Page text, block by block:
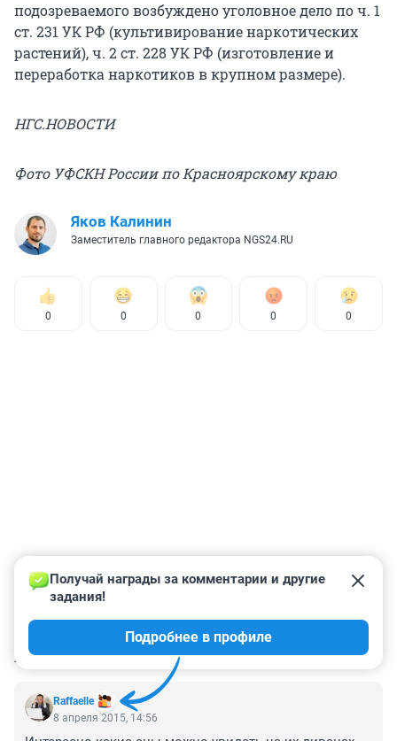
подозреваемого возбуждено уголовное дело по ч. 1
ст. 231 УК РФ (культивирование наркотических
растений), ч. 2 ст. 228 УК РФ (изготовление и
переработка наркотиков в крупном размере).
НГС.НОВОСТИ
Фото УФСКН России по Красноярскому краю
Яков Калинин
Заместитель главного редактора NGS24.RU
0 0 0 0 0
КОММЕНТАРИИ 2
Raffaelle
Получай награды за комментарии и другие
задания!
Подробнее в профиле
8 апреля 2015, 14:56